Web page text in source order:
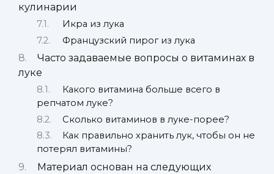
кулинарии
Икра из лука
Французский пирог из лука
Часто задаваемые вопросы о витаминах в
луке
Какого витамина больше всего в
репчатом луке?
Сколько витаминов в луке-порее?
Как правильно хранить лук, чтобы он не
потерял витамины?
Материал основан на следующих